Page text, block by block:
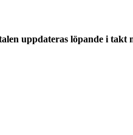
uppdateras löpande i